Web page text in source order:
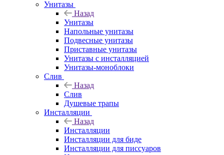
Унитазы
Назад
Унитазы
Напольные унитазы
Подвесные унитазы
Приставные унитазы
Унитазы с инсталляцией
Унитазы-моноблоки
Слив
Назад
Слив
Душевые трапы
Инсталляции
Назад
Инсталляции
Инсталляции для биде
Инсталляции для писсуаров